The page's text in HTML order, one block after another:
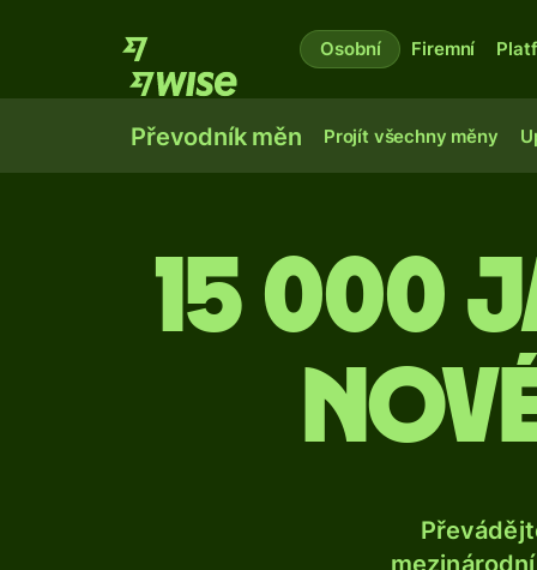
Osobní Firemní
Převodník měn Projít všechny měny
15 000